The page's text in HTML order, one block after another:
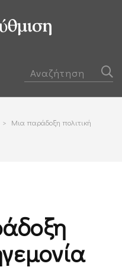
> Μια παράδοξη πολιτική